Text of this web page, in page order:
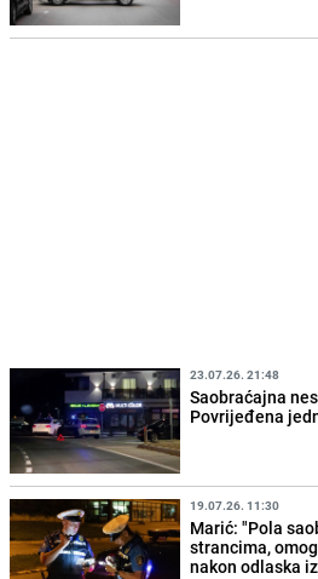
23.07.26. 21:48
Saobraćajna
Povrijeđena
19.07.26. 11:30
Marić: "Pola
strancima,
nakon odlaska